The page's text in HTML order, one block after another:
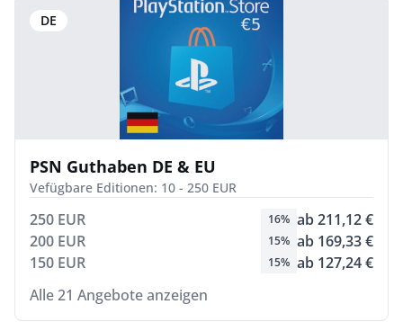
DE
PSN Guthaben DE & EU
Vefügbare Editionen: 10 - 250 EUR
250 EUR 16% ab 211,12 €
200 EUR
15% ab 169,33 €
150 EUR
15% ab 127,24 €
Alle 21 Angebote anzeigen